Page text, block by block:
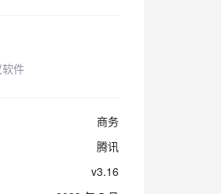
件
商务
腾讯
v3.16